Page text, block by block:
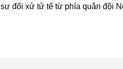
đối xử tử tế từ phía quân đội